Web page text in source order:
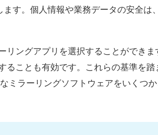
す。個人情報や業務データの安全は、
ングアプリを選択することができま
ことも有効です。これらの基準を踏
ミラーリングソフトウェアをいくつ